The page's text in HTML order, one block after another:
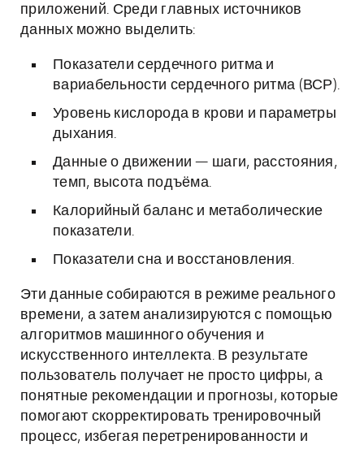
приложений. Среди главных источников
данных можно выделить:
Показатели сердечного ритма и
вариабельности сердечного ритма (ВСР).
Уровень кислорода в крови и параметры
дыхания.
Данные о движении — шаги, расстояния,
темп, высота подъёма.
Калорийный баланс и метаболические
показатели.
Показатели сна и восстановления.
Эти данные собираются в режиме реального
времени, а затем анализируются с помощью
алгоритмов машинного обучения и
искусственного интеллекта. В результате
пользователь получает не просто цифры, а
понятные рекомендации и прогнозы, которые
помогают скорректировать тренировочный
процесс, избегая перетренированности и